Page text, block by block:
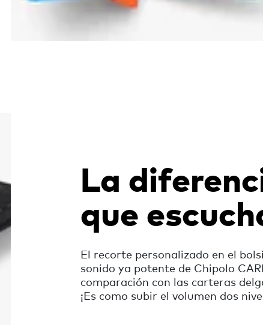
La
que
El recorte personalizado en el
sonido ya potente de Chipolo
comparación con las carteras
¡Es como subir el volumen dos